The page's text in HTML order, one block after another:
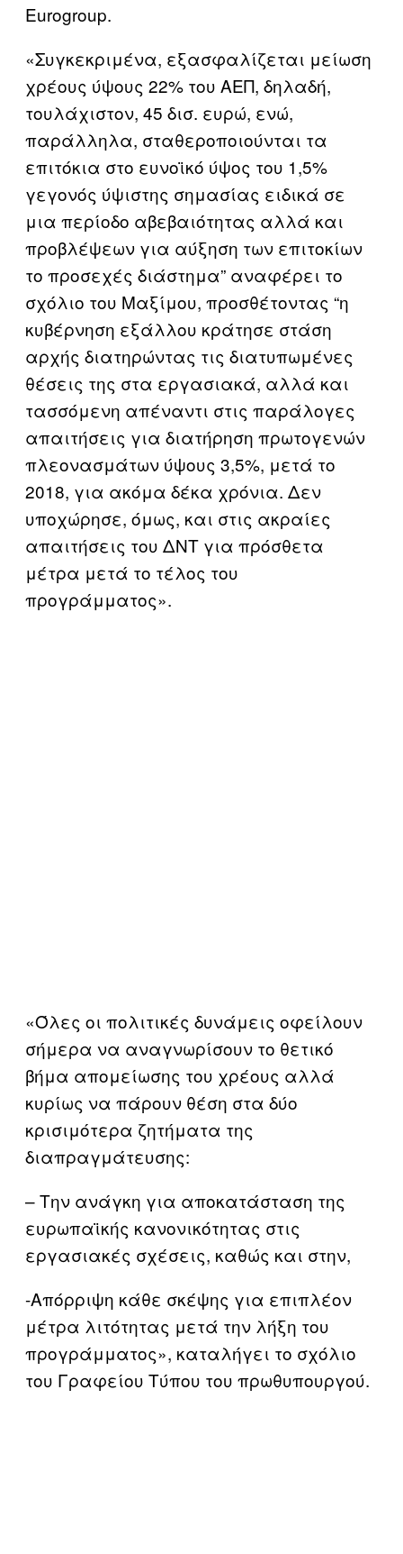
Eurogroup.
«Συγκεκριμένα, εξασφαλίζεται μείωση
χρέους ύψους 22% του ΑΕΠ, δηλαδή,
τουλάχιστον, 45 δισ. ευρώ, ενώ,
παράλληλα, σταθεροποιούνται τα
επιτόκια στο ευνοϊκό ύψος του 1,5%
γεγονός ύψιστης σημασίας ειδικά σε
μια περίοδο αβεβαιότητας αλλά και
προβλέψεων για αύξηση των επιτοκίων
το προσεχές διάστημα” αναφέρει το
σχόλιο του Μαξίμου, προσθέτοντας “η
κυβέρνηση εξάλλου κράτησε στάση
αρχής διατηρώντας τις διατυπωμένες
θέσεις της στα εργασιακά, αλλά και
τασσόμενη απέναντι στις παράλογες
απαιτήσεις για διατήρηση πρωτογενών
πλεονασμάτων ύψους 3,5%, μετά το
2018, για ακόμα δέκα χρόνια. Δεν
υποχώρησε, όμως, και στις ακραίες
απαιτήσεις του ΔΝΤ για πρόσθετα
μέτρα μετά το τέλος του
προγράμματος».
«Όλες οι πολιτικές δυνάμεις οφείλουν
σήμερα να αναγνωρίσουν το θετικό
βήμα απομείωσης του χρέους αλλά
κυρίως να πάρουν θέση στα δύο
κρισιμότερα ζητήματα της
διαπραγμάτευσης:
– Την ανάγκη για αποκατάσταση της
ευρωπαϊκής κανονικότητας στις
εργασιακές σχέσεις, καθώς και στην,
-Απόρριψη κάθε σκέψης για επιπλέον
μέτρα λιτότητας μετά την λήξη του
προγράμματος», καταλήγει το σχόλιο
του Γραφείου Τύπου του πρωθυπουργού.